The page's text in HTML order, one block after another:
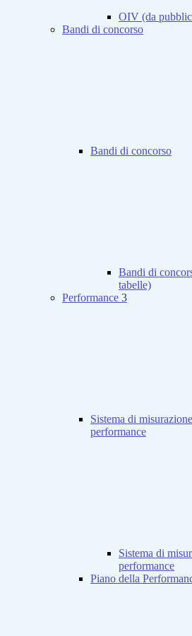
OIV (da
Bandi di concorso
Bandi di concorso
Bandi di
tabelle)
Performance 3
Sistema di
performance
Sistema di
performance
Piano della